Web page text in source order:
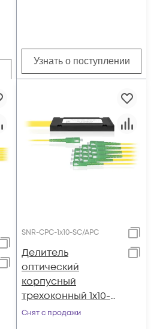
Узнать о поступлении
SNR-CPC-1x10-SC/APC
Делитель
оптический
корпусный
трехоконный 1х10-
SC/APC
Снят с продажи